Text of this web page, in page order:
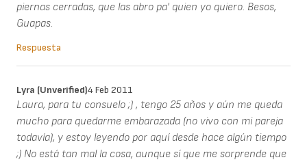
piernas cerradas, que las abro pa' quien yo quiero. Besos,
Guapas.
Respuesta
Lyra (unverified)4 Feb 2011
Laura, para tu consuelo ;) , tengo 25 años y aún me queda
mucho para quedarme embarazada (no vivo con mi pareja
todavía), y estoy leyendo por aquí desde hace algún tiempo
;) No está tan mal la cosa, aunque sí que me sorprende que